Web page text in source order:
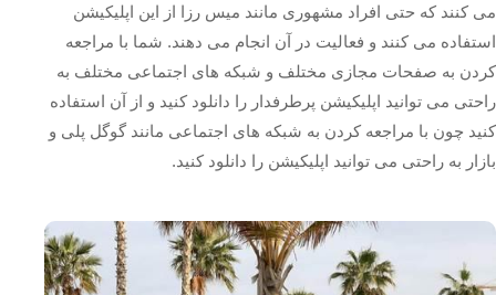
می کنند که حتی افراد مشهوری مانند میس رزا از این اپلیکیشن
استفاده می کنند و فعالیت در آن انجام می‌ دهند. شما با مراجعه
کردن به صفحات مجازی مختلف و شبکه های اجتماعی مختلف به
راحتی می توانید اپلیکیشن پرطرفدار را دانلود کنید و از آن استفاده
کنید چون با مراجعه کردن به شبکه‌ های اجتماعی مانند گوگل پلی و
بازار به راحتی می توانید اپلیکیشن را دانلود کنید.